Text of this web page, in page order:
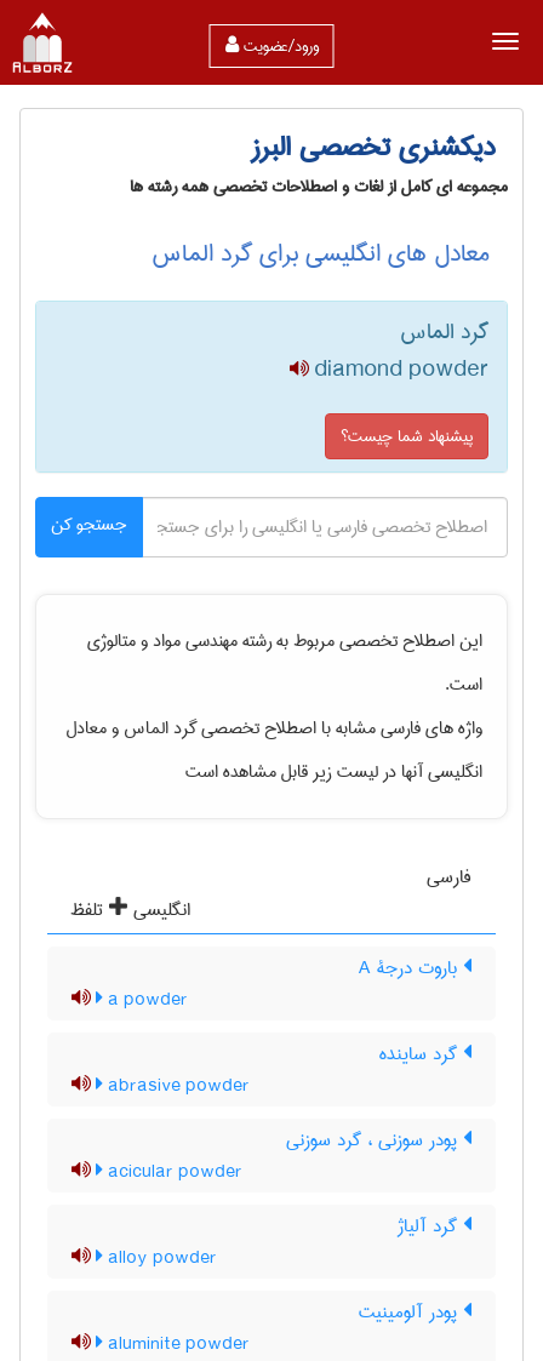
ورود/عضویت
دیکشنری تخصصی البرز
مجموعه ای کامل از لغات و اصطلاحات تخصصی همه رشته ها
معادل های انگلیسی برای گرد الماس
گرد الماس
diamond powder
پیشنهاد شما چیست؟
جستجو کن
این اصطلاح تخصصی مربوط به رشتهمهندسی مواد و متالوژی
است.
واژه های فارسی مشابه با اصطلاح تخصصیگرد الماسو معادل
انگلیسی آنها در لیست زیر قابل مشاهده است
فارسی
انگلیسی
تلفظ
باروت درجۀ A
a powder
گرد ساینده
abrasive powder
پودر سوزنی ، گرد سوزنی
acicular powder
گرد آلیاژ
alloy powder
پودر آلومینیت
aluminite powder